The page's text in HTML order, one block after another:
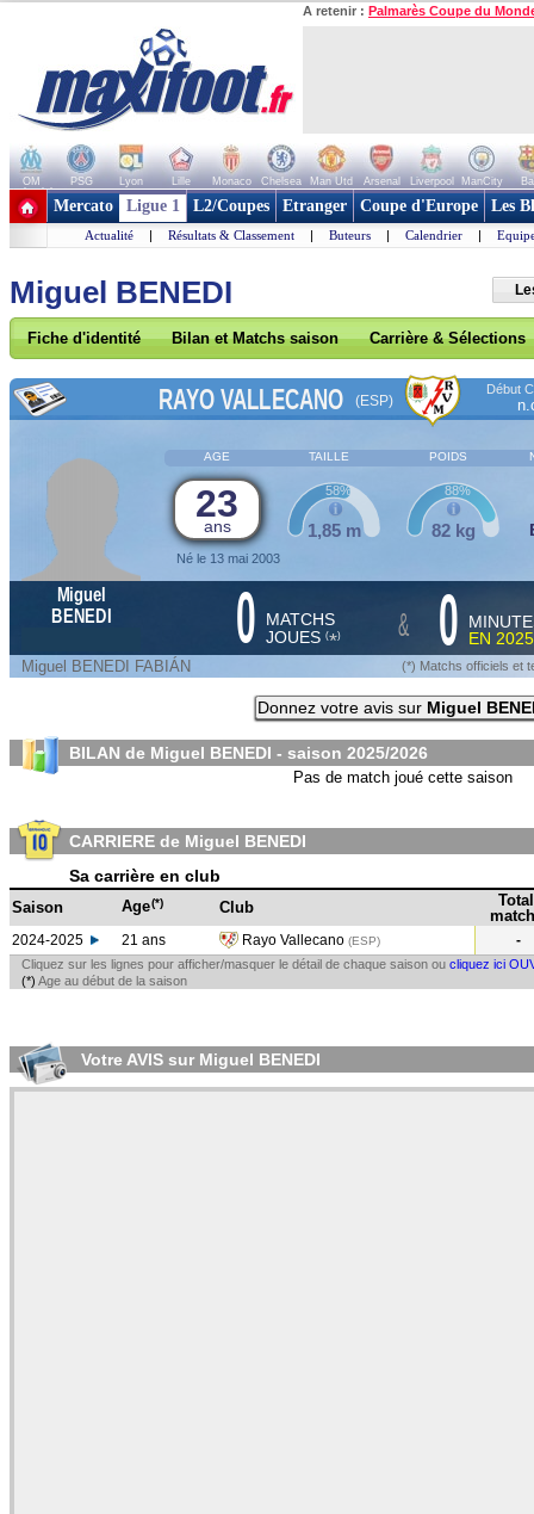
A retenir : Palmarès Coupe du
OM PSG Lyon Lille Monaco Chelsea Man Utd Arsenal Liverpool ManCity
+ de clubs
Mercato Ligue 1 L2/Coupes Etranger Coupe d'Europe Les
Actualité | Résultats & Classement | Buteurs | Calendrier |
Miguel BENEDI
Fiche d'identité Bilan et Matchs saison Carrière & Sélections
RAYO VALLECANO (ESP)
Début
AGE TAILLE POIDS
23
ans
Né le 13 mai 2003
1,85 m
58%
82 kg
88%
Miguel
BENEDI
0 MATCHS
JOUES (*) & 0
EN
Miguel BENEDI FABIÁN (*) Matchs officiels et
Donnez votre avis sur Miguel
BILAN de Miguel BENEDI - saison 2025/2026
Pas de match joué cette saison
CARRIERE de Miguel BENEDI
Sa carrière en club
Saison Age(*) Club
Total
2024-2025 21 ans Rayo Vallecano (ESP) -
Cliquez sur les lignes pour afficher/masquer le détail de chaque saison ou cliquez ici
(*) Age au début de la saison
Votre AVIS sur Miguel BENEDI